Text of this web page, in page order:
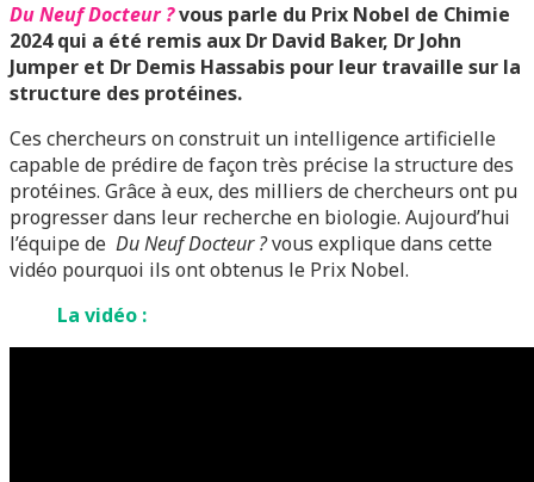
Du Neuf Docteur ?vous parle du Prix Nobel de Chimie
2024 qui a été remis aux Dr David Baker, Dr John
Jumper et Dr Demis Hassabis pour leur travaille sur la
structure des protéines.
Ces chercheurs on construit un intelligence artificielle
capable de prédire de façon très précise la structure des
protéines. Grâce à eux, des milliers de chercheurs ont pu
progresser dans leur recherche en biologie. Aujourd’hui
l’équipe de Du Neuf Docteur ?vous explique dans cette
vidéo pourquoi ils ont obtenus le Prix Nobel.
La vidéo :